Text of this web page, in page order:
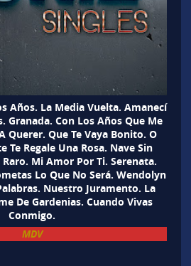
Años. La Media Vuelta. Amanecí
Granada. Con Los Años Que Me
Querer. Que Te Vaya Bonito. O
Te Regale Una Rosa. Nave Sin
Mi Amor Por Ti. Serenata.
Lo Que No Será. Wendolyn
Nuestro Juramento. La
De Gardenias. Cuando Vivas
Conmigo.
MDV